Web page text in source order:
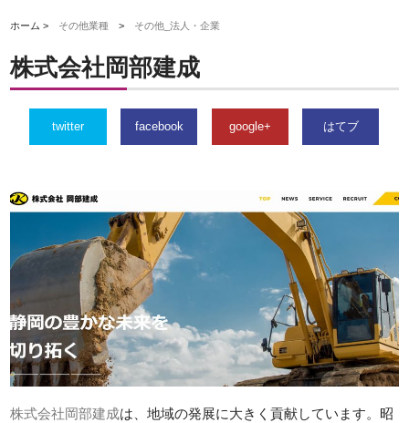
ホーム > その他業種 > その他_法人・企業
株式会社岡部建成
twitter facebook google+ はてブ
株式会社岡部建成は、地域の発展に大きく貢献しています。昭